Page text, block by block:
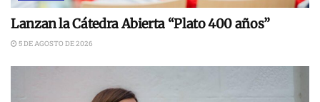
Lanzan la Cátedra Abierta “Plato 400 años”
5 DE AGOSTO DE 2026